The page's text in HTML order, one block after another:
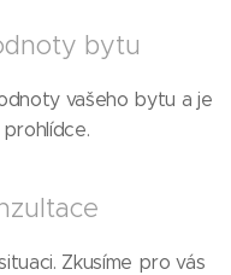
bytu
vašeho bytu a je
Zkusíme pro vás